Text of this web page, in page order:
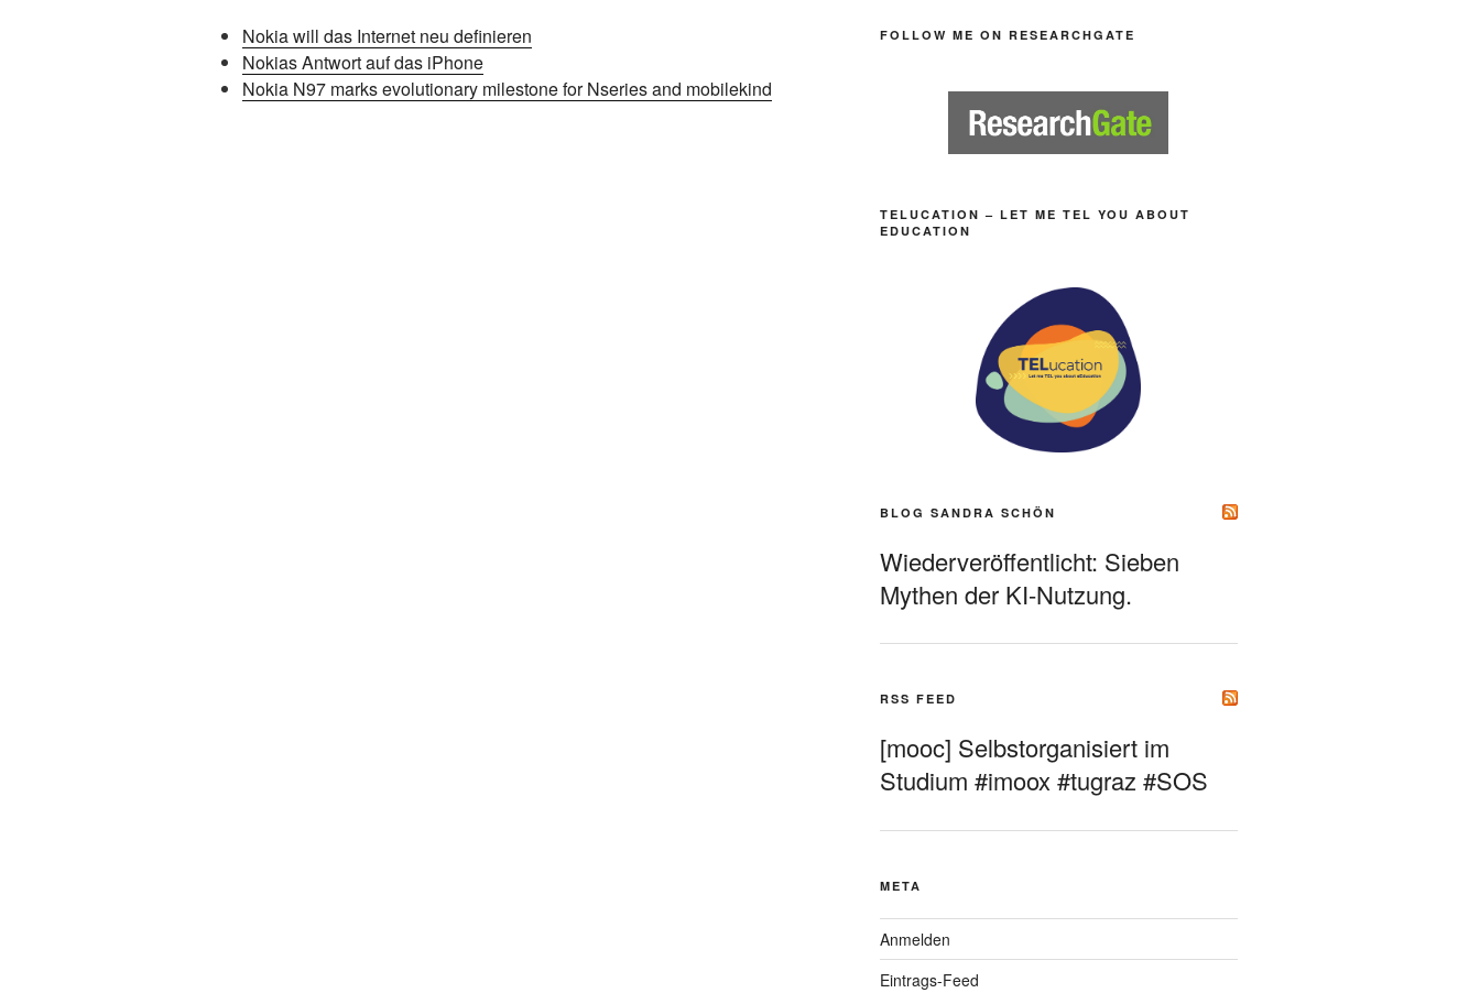
Nokia will das Internet neu definieren
Nokias Antwort auf das iPhone
Nokia N97 marks evolutionary milestone for Nseries and mobilekind
FOLLOW ME ON RESEARCHGATE
TELUCATION – LET ME TEL YOU ABOUT
EDUCATION
BLOG SANDRA SCHÖN
Wiederveröffentlicht: Sieben
Mythen der KI-Nutzung.
RSS FEED
[mooc] Selbstorganisiert im
Studium #imoox #tugraz #SOS
META
Anmelden
Eintrags-Feed